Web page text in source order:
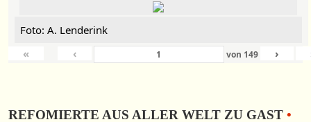
Foto: A. Lenderink
«
‹ von 149 ›
REFOMIERTE AUS ALLER WELT ZU GAST •